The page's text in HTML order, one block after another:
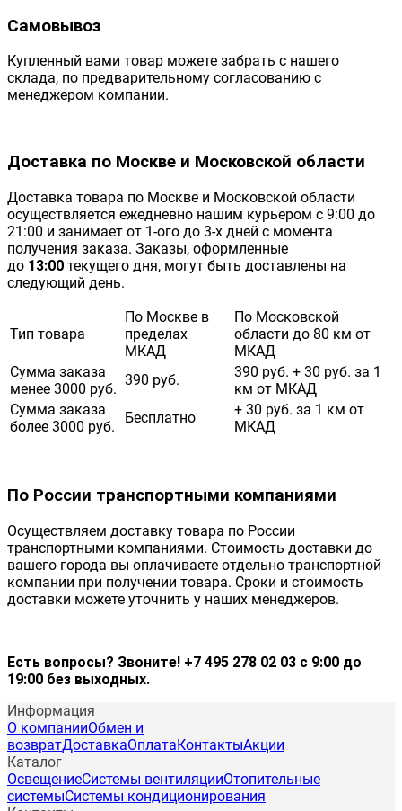
Самовывоз
Купленный вами товар можете забрать с нашего
склада, по предварительному согласованию с
менеджером компании.
Доставка по Москве и Московской области
Доставка товара по Москве и Московской области
осуществляется ежедневно нашим курьером с 9:00 до
21:00 и занимает от 1-ого до 3-х дней с момента
получения заказа. Заказы, оформленные
до 13:00 текущего дня, могут быть доставлены на
следующий день.
Тип товара
По Москве в
пределах
МКАД
По Московской
области до 80 км от
МКАД
Сумма заказа
менее 3000 руб.
390 руб.
390 руб. + 30 руб. за 1
км от МКАД
Сумма заказа
более 3000 руб.
Бесплатно
+ 30 руб. за 1 км от
МКАД
По России транспортными компаниями
Осуществляем доставку товара по России
транспортными компаниями. Стоимость доставки до
вашего города вы оплачиваете отдельно транспортной
компании при получении товара. Сроки и стоимость
доставки можете уточнить у наших менеджеров.
Есть вопросы? Звоните! +7 495 278 02 03 с 9:00 до
19:00 без выходных.
Информация
О компанииОбмен и
возвратДоставкаОплата КонтактыАкции
Каталог
ОсвещениеСистемы вентиляцииОтопительные
системыСистемы кондиционирования